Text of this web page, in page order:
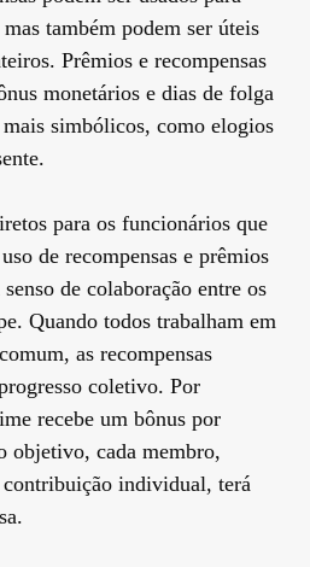
também podem ser úteis
Prêmios e recompensas
monetários e dias de folga
simbólicos, como elogios
para os funcionários que
de recompensas e prêmios
de colaboração entre os
Quando todos trabalham em
as recompensas
coletivo. Por
recebe um bônus por
objetivo, cada membro,
contribuição individual, terá